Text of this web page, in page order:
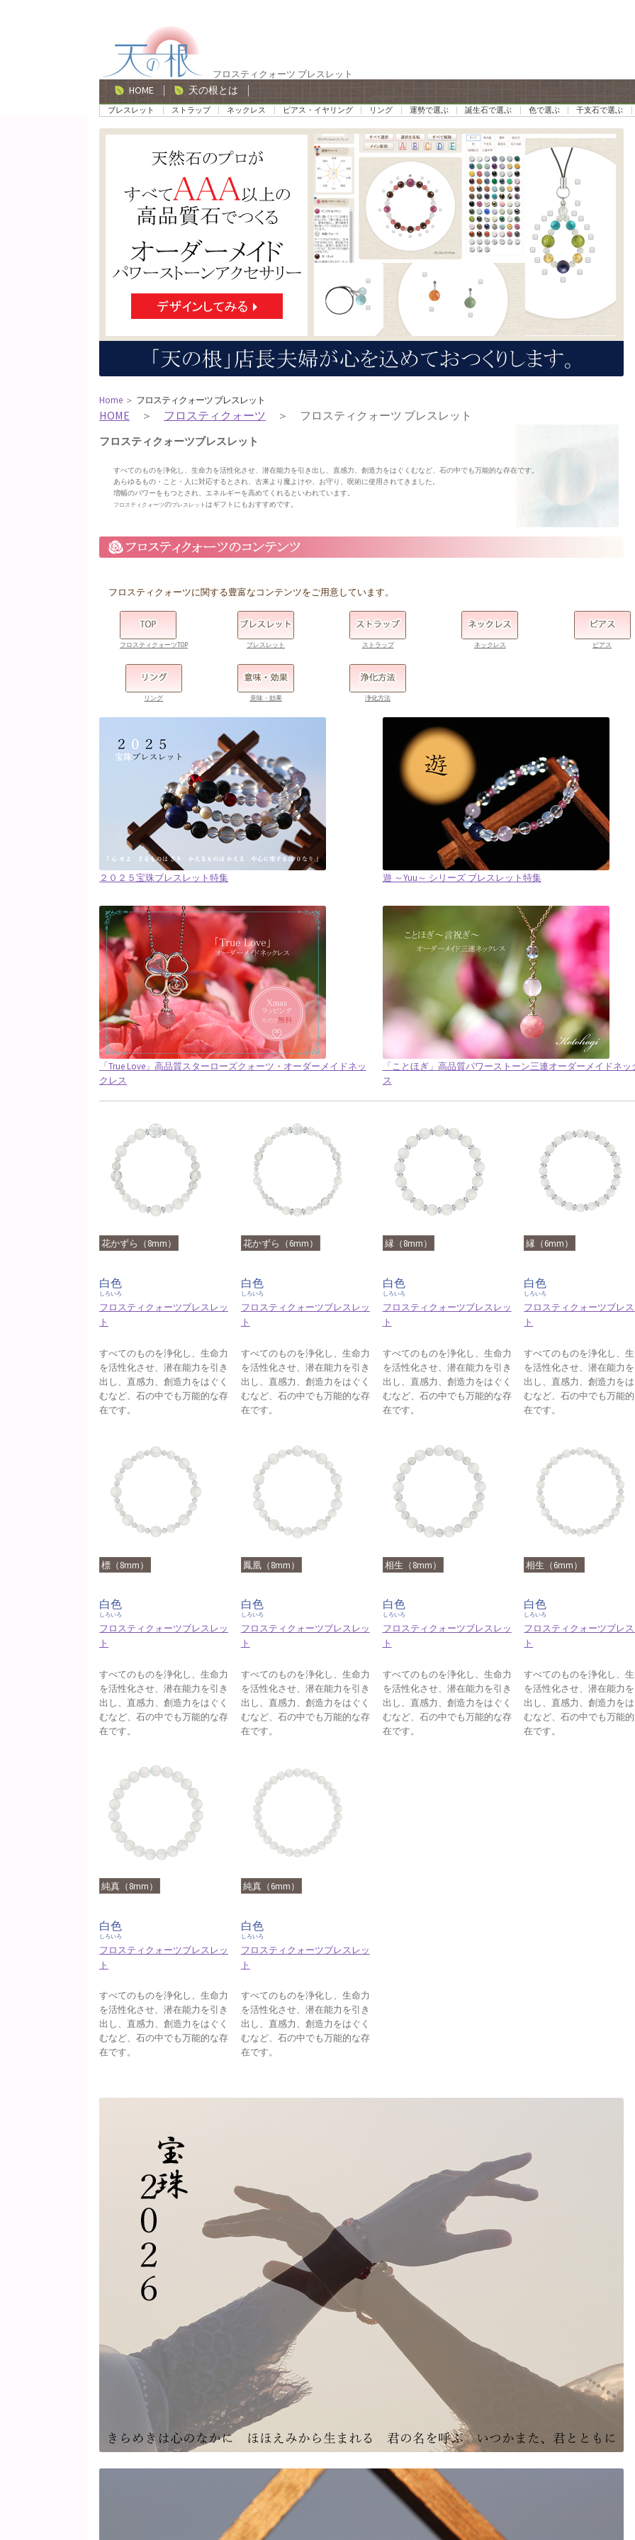
ー
シ
ョ
ン
ン
ツ
へ
ス
フロスティクォーツ ブレスレット
HOME 天の根とは
ブレスレット ストラップ ネックレス ピアス・イヤリング リング 運勢で選ぶ 誕生石で選ぶ 色で選ぶ 干支石で選ぶ
Home ＞ フロスティクォーツ ブレスレット
HOME ＞ フロスティクォーツ ＞ フロスティクォーツ ブレスレット
フロスティクォーツブレスレット
すべてのものを浄化し、生命力を活性化させ、潜在能力を引き出し、直感力、創造力をはぐくむなど、石の中でも万能的な存在です。
あらゆるもの・こと・人に対応するとされ、古来より魔よけや、お守り、呪術に使用されてきました。
増幅のパワーをもつとされ、エネルギーを高めてくれるといわれています。
フロスティクォーツのブレスレットはギフトにもおすすめです。
フロスティクォーツに関する豊富なコンテンツをご用意しています。
フロスティクォーツTOP ブレスレット ストラップ ネックレス ピアス
リング 意味・効果 浄化方法
２０２５宝珠ブレスレット特集 遊 ～Yuu～ シリーズ ブレスレット特集
「True Love」高品質スターローズクォーツ・オーダーメイドネッ
クレス
「ことほぎ」高品質パワーストーン三連オーダーメイドネッ
ス
花かずら（8mm）
白色
しろいろ
フロスティクォーツブレスレッ
ト
すべてのものを浄化し、生命力
を活性化させ、潜在能力を引き
出し、直感力、創造力をはぐく
むなど、石の中でも万能的な存
在です。
花かずら（6mm）
白色
しろいろ
フロスティクォーツブレスレッ
ト
すべてのものを浄化し、生命力
を活性化させ、潜在能力を引き
出し、直感力、創造力をはぐく
むなど、石の中でも万能的な存
在です。
縁（8mm）
白色
しろいろ
フロスティクォーツブレスレッ
ト
すべてのものを浄化し、生命力
を活性化させ、潜在能力を引き
出し、直感力、創造力をはぐく
むなど、石の中でも万能的な存
在です。
縁（6mm）
白色
しろいろ
フロスティクォーツブレ
ト
すべてのものを浄化し、
を活性化させ、潜在能力
出し、直感力、創造力を
むなど、石の中でも万能
在です。
標（8mm）
白色
しろいろ
フロスティクォーツブレスレッ
ト
すべてのものを浄化し、生命力
を活性化させ、潜在能力を引き
出し、直感力、創造力をはぐく
むなど、石の中でも万能的な存
在です。
鳳凰（8mm）
白色
しろいろ
フロスティクォーツブレスレッ
ト
すべてのものを浄化し、生命力
を活性化させ、潜在能力を引き
出し、直感力、創造力をはぐく
むなど、石の中でも万能的な存
在です。
相生（8mm）
白色
しろいろ
フロスティクォーツブレスレッ
ト
すべてのものを浄化し、生命力
を活性化させ、潜在能力を引き
出し、直感力、創造力をはぐく
むなど、石の中でも万能的な存
在です。
相生（6mm）
白色
しろいろ
フロスティクォーツブレ
ト
すべてのものを浄化し、
を活性化させ、潜在能力
出し、直感力、創造力を
むなど、石の中でも万能
在です。
純真（8mm）
白色
しろいろ
フロスティクォーツブレスレッ
ト
すべてのものを浄化し、生命力
を活性化させ、潜在能力を引き
出し、直感力、創造力をはぐく
むなど、石の中でも万能的な存
在です。
純真（6mm）
白色
しろいろ
フロスティクォーツブレスレッ
ト
すべてのものを浄化し、生命力
を活性化させ、潜在能力を引き
出し、直感力、創造力をはぐく
むなど、石の中でも万能的な存
在です。